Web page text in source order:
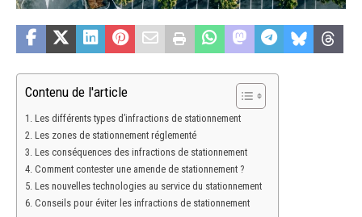
Contenu de l'article
Les différents types d’infractions de stationnement
Les zones de stationnement réglementé
Les conséquences des infractions de stationnement
Comment contester une amende de stationnement ?
Les nouvelles technologies au service du stationnement
Conseils pour éviter les infractions de stationnement